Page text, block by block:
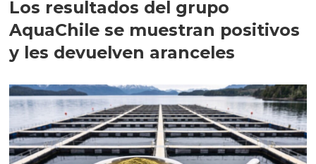
Los resultados del grupo
AquaChile se muestran positivos
y les devuelven aranceles